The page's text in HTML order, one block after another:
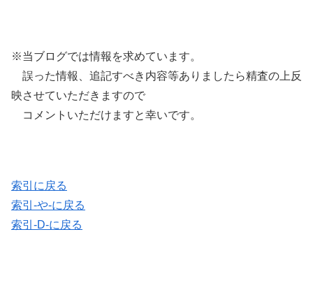
※当ブログでは情報を求めています。
誤った情報、追記すべき内容等ありましたら精査の上反
映させていただきますので
コメントいただけますと幸いです。
索引に戻る
索引-や-に戻る
索引-D-に戻る